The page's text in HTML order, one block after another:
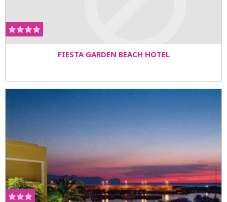
FIESTA GARDEN BEACH HOTEL